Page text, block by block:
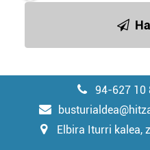
94-627 10
Elbira Iturri kalea,